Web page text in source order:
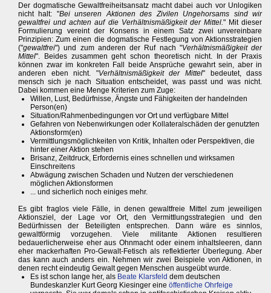
Der dogmatische Gewaltfreiheitsansatz macht dabei auch vor Unlogiken
nicht halt: "Bei unseren Aktionen des Zivilen Ungehorsams sind wir
gewaltfrei und achten auf die Verhältnismäßigkeit der Mittel. " Mit dieser
Formulierung vereint der Konsens in einem Satz zwei unvereinbare
Prinzipien: Zum einen die dogmatische Festlegung von Aktionsstrategien
("gewaltfrei") und zum anderen der Ruf nach "Verhältnismäßigkeit der
Mittel". Beides zusammen geht schon theoretisch nicht. In der Praxis
können zwar im konkreten Fall beide Ansprüche gewahrt sein, aber in
anderen eben nicht. "Verhältnismäßigkeit der Mittel" bedeutet, dass
mensch sich je nach Situation entscheidet, was passt und was nicht.
Dabei kommen eine Menge Kriterien zum Zuge:
Willen, Lust, Bedürfnisse, Ängste und Fähigkeiten der handelnden
Person(en)
Situation/Rahmenbedingungen vor Ort und verfügbare Mittel
Gefahren von Nebenwirkungen oder Kollateralschäden der genutzten
Aktionsform(en)
Vermittlungsmöglichkeiten von Kritik, Inhalten oder Perspektiven, die
hinter einer Aktion stehen
Brisanz, Zeitdruck, Erfordernis eines schnellen und wirksamen
Einschreitens
Abwägung zwischen Schaden und Nutzen der verschiedenen
möglichen Aktionsformen
... und sicherlich noch einiges mehr.
Es gibt fraglos viele Fälle, in denen gewaltfreie Mittel zum jeweiligen
Aktionsziel, der Lage vor Ort, den Vermittlungsstrategien und den
Bedürfnissen der Beteiligten entsprechen. Dann wäre es sinnlos,
gewaltförmig vorzugehen. Viele militante Aktionen resultieren
bedauerlicherweise eher aus Ohnmacht oder einem inhaltsleeren, dann
eher mackerhaften Pro-Gewalt-Fetisch als reflektierter Überlegung. Aber
das kann auch anders ein. Nehmen wir zwei Beispiele von Aktionen, in
denen recht eindeutig Gewalt gegen Menschen ausgeübt wurde.
Es ist schon lange her, als Beate Klarsfeld dem deutschen
Bundeskanzler Kurt Georg Kiesinger eine öffentliche Ohrfeige